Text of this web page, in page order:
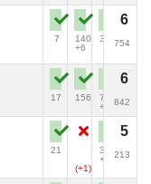
7
140
+6
37
6
754
17 156
77
+3
6
842
21
(+1)
34
+1
5
213